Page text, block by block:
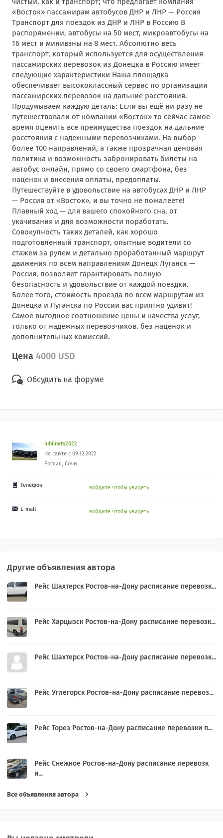
«Восток» пассажирам автобусов ДНР и ЛНР — Россия
Транспорт для поездок из ДНР и ЛНР в Россию В
распоряжении, автобусы на 50 мест, микроавтобусы на
16 мест и минивэны на 8 мест. Абсолютно весь
транспорт, который используется для осуществления
пассажирских перевозок из Донецка в Россию имеет
следующие характеристики Наша площадка
обеспечивает высококлассный сервис по организации
пассажирских перевозок на дальние расстояния.
Продумываем каждую деталь: Если вы ещё ни разу не
путешествовали от компании «Восток» то сейчас самое
время оценить все преимущества поездок на дальние
расстояния с надежными перевозчиками. На выбор
более 100 направлений, а также прозрачная ценовая
политика и возможность забронировать билеты на
автобус онлайн, прямо со своего смартфона, без
наценок и внесения оплаты, предоплаты.
Путешествуйте в удовольствие на автобусах ДНР и ЛНР
— Россия от «Восток», и вы точно не пожалеете!
Плавный ход — для вашего спокойного сна, от
укачивания и для возможности поработать.
Совокупность таких деталей, как хорошо
подготовленный транспорт, опытные водители со
стажем за рулем и детально проработанный маршрут
движения по всем направлениям Донецк Луганск —
Россия, позволяет гарантировать полную
безопасность и удовольствие от каждой поездки.
Более того, стоимость проезда по всем маршрутам из
Донецка и Луганска по России вас приятно удивит!
Самое выгодное соотношение цены и качества услуг,
только от надежных перевозчиков. без наценок и
дополнительных комиссий.
Цена 4000 USD
Обсудить на форуме
iuhimets2022
На сайте с 09.12.2022
Россия, Сочи
Телефон войдите чтобы увидеть
E-mail войдите чтобы увидеть
Другие объявления автора
Рейс Шахтерск Ростов-на-Дону расписание перевозк...
Рейс Харцызск Ростов-на-Дону расписание перевозк...
Рейс Шахтерск Ростов-на-Дону расписание перевозк...
Рейс Углегорск Ростов-на-Дону расписание перевоз...
Рейс Торез Ростов-на-Дону расписание перевозки п...
Рейс Снежное Ростов-на-Дону расписание перевозк
и...
Все объявления автора